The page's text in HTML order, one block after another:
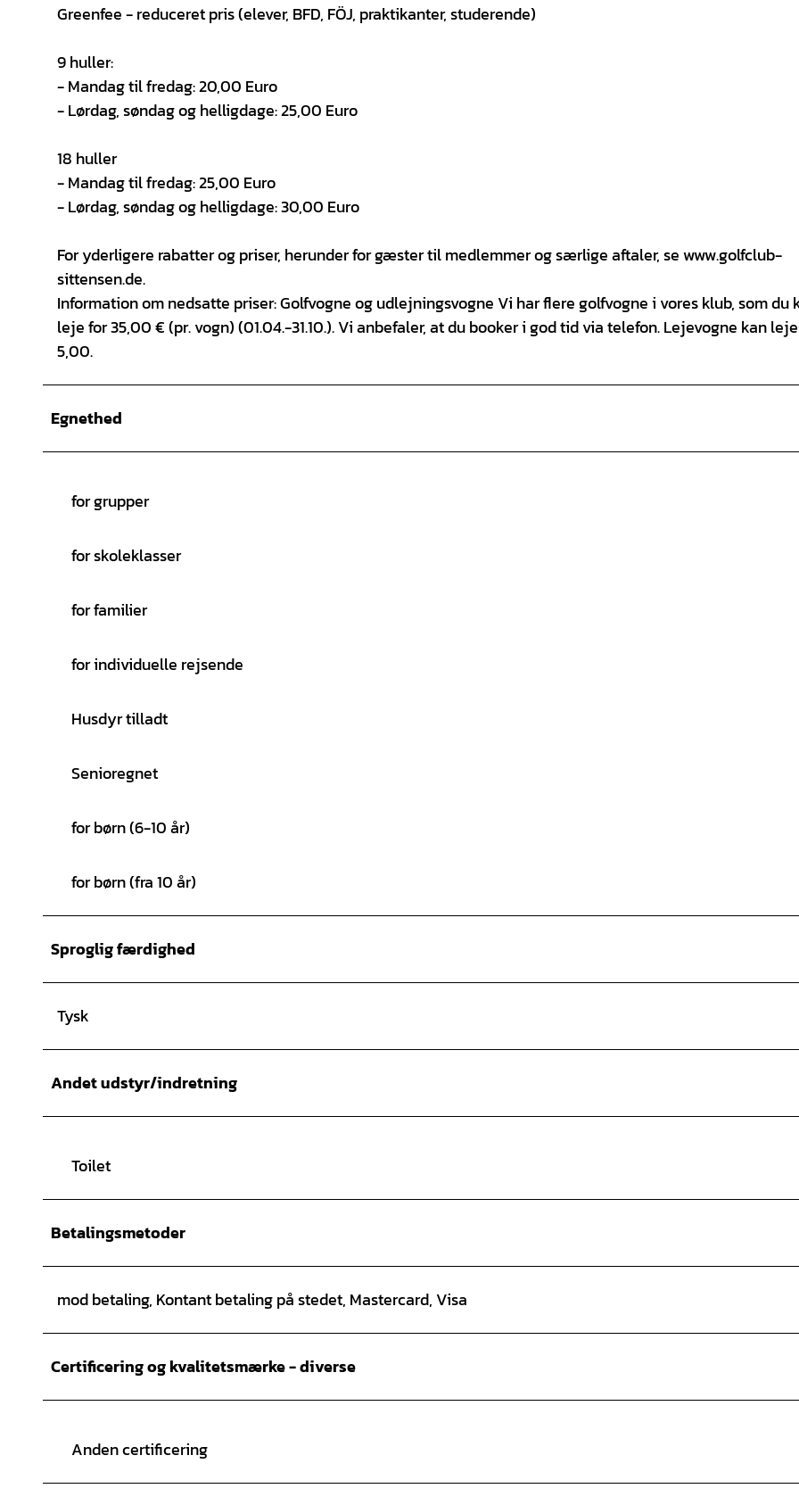
Greenfee - reduceret pris (elever, BFD, FÖJ, praktikanter, studerende)
9 huller:
- Mandag til fredag: 20,00 Euro
- Lørdag, søndag og helligdage: 25,00 Euro
18 huller
- Mandag til fredag: 25,00 Euro
- Lørdag, søndag og helligdage: 30,00 Euro
For yderligere rabatter og priser, herunder for gæster til medlemmer og særlige aftaler, se www.golfclub-
sittensen.de.
Information om nedsatte priser: Golfvogne og udlejningsvogne Vi har flere golfvogne i vores klub, som du
leje for 35,00 € (pr. vogn) (01.04.-31.10.). Vi anbefaler, at du booker i god tid via telefon. Lejevogne kan
5,00.
Egnethed
for grupper
for skoleklasser
for familier
for individuelle rejsende
Husdyr tilladt
Senioregnet
for børn (6-10 år)
for børn (fra 10 år)
Sproglig færdighed
Tysk
Andet udstyr/indretning
Toilet
Betalingsmetoder
mod betaling, Kontant betaling på stedet, Mastercard, Visa
Certificering og kvalitetsmærke - diverse
Anden certificering